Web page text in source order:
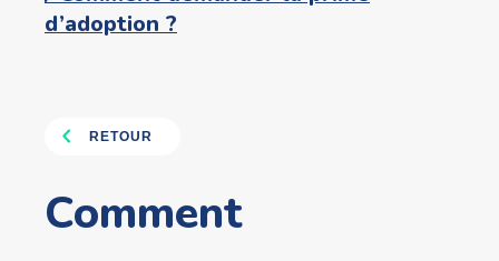
d’adoption ?
RETOUR
Comment